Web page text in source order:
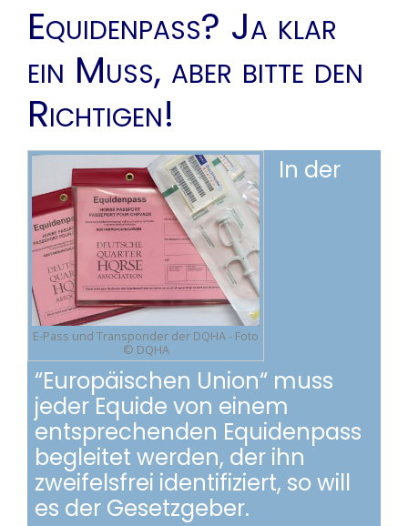
Equidenpass? Ja klar
ein Muss, aber bitte den
Richtigen!
E-Pass und Transponder der DQHA - Foto
© DQHA
In der
“Europäischen Union“ muss
jeder Equide von einem
entsprechenden Equidenpass
begleitet werden, der ihn
zweifelsfrei identifiziert, so will
es der Gesetzgeber.